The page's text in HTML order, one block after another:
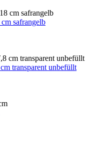
safrangelb
transparent unbefüllt